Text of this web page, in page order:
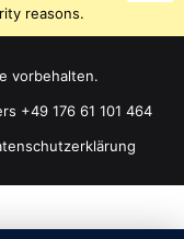
reasons.
vorbehalten.
+49 176 61 101 464